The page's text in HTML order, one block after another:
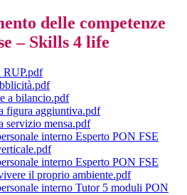
delle competenze
– Skills 4 life
RUP.pdf
a bilancio.pdf
figura aggiuntiva.pdf
servizio mensa.pdf
interno Esperto PON FSE
interno Esperto PON FSE
il proprio ambiente.pdf
interno Tutor 5 moduli PON